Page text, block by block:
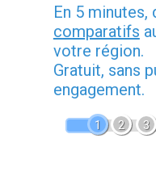
En 5 minutes,
comparatifs
votre région.
Gratuit, sans
engagement.
1 2 3